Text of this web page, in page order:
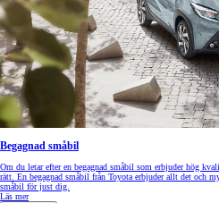
Begagnad småbil
Om du letar efter en begagnad småbil som erbjuder hög
rätt. En begagnad småbil från Toyota erbjuder allt det och
småbil för just dig.
Läs mer